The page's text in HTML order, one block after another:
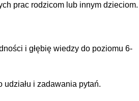
prac rodzicom lub innym dzieciom.
i głębię wiedzy do poziomu 6-
udziału i zadawania pytań.